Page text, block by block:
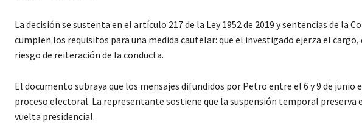
La decisión se sustenta en el artículo 217 de la Ley 1952 de 2019 y sentencias de
cumplen los requisitos para una medida cautelar: que el investigado ejerza el
riesgo de reiteración de la conducta.
El documento subraya que los mensajes difundidos por Petro entre el 6 y 9 de
proceso electoral. La representante sostiene que la suspensión temporal
vuelta presidencial.